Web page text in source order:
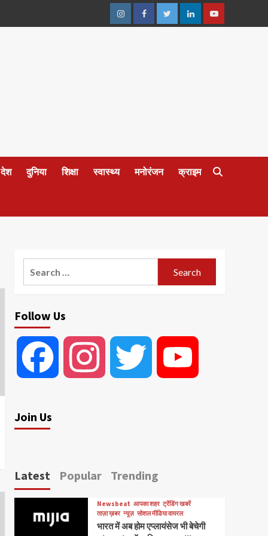
InstagramFacebookTwitterLinkedinYoutube
देश दुनिया शिक्षा स्वास्थ्य मनोरंजन क्राइम
Follow Us
Facebook Instagram Twitter
Join Us
Latest Popular Trending
Newsbeat आपका शहर ट्रेंडिंग खबरें
ताज़ा ख़बर न्यूज़ सोशल मीडिया वायरल
भारत में अब होम एप्लायंसेज भी बेचेगी